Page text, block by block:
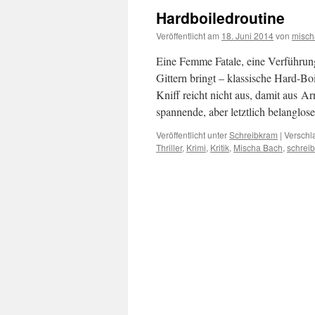
Hardboiledroutine
Veröffentlicht am 18. Juni 2014von
Eine Femme Fatale, eine
Gittern bringt – klassische Hard-
Kniff reicht nicht aus, damit aus
spannende, aber letztlich
Veröffentlicht unterSchreibkram |
Thriller, Krimi, Kritik, Mischa Bach,